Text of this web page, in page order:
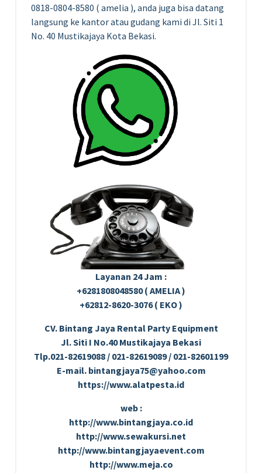
0818-0804-8580 ( amelia ), anda juga bisa datang
langsung ke kantor atau gudang kami di Jl. Siti 1
No. 40 Mustikajaya Kota Bekasi.
Layanan 24 Jam :
+6281808048580 ( AMELIA )
+62812-8620-3076 ( EKO )
CV. Bintang Jaya Rental Party Equipment
Jl. Siti I No.40 Mustikajaya Bekasi
Tlp.021-82619088 / 021-82619089 / 021-82601199
E-mail. bintangjaya75@yahoo.com
https://www.alatpesta.id
web :
http://www.bintangjaya.co.id
http://www.sewakursi.net
http://www.bintangjayaevent.com
http://www.meja.co